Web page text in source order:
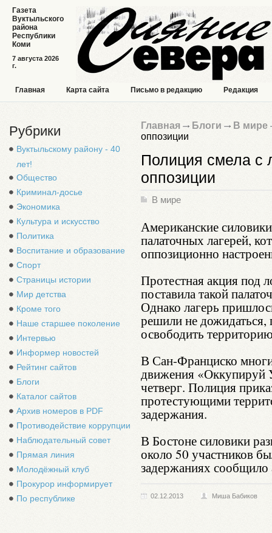
7 августа 2026
г.
Газета
Вуктыльского
района
Республики
Коми
Главная Карта сайта Письмо в редакцию Редакция
Рубрики
Вуктыльскому району - 40
лет!
Общество
Криминал-досье
Экономика
Культура и искусство
Политика
Воспитание и образование
Спорт
Страницы истории
Мир детства
Кроме того
Наше старшее поколение
Интервью
Информер новостей
Рейтинг сайтов
Блоги
Каталог сайтов
Архив номеров в PDF
Противодействие коррупции
Наблюдательный совет
Прямая линия
Молодёжный клуб
Прокурор информирует
По республике
Главная Блоги
В мире
оппозиции
Полиция смела с
оппозиции
В мире
Американские
палаточных лагерей,
оппозиционно
Протестная акция под
поставила такой
Однако лагерь
решили не дожидаться,
освободить
В Сан-Франциско
движения «Оккупируй
четверг. Полиция
протестующими
задержания.
В Бостоне силовики
около 50 участников
задержаниях сообщило
02.12.2013 Миша Бабиков